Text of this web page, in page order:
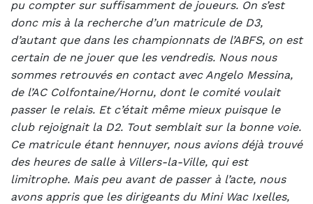
pu compter sur suffisamment de joueurs. On s’est
donc mis à la recherche d’un matricule de D3,
d’autant que dans les championnats de l’ABFS, on est
certain de ne jouer que les vendredis. Nous nous
sommes retrouvés en contact avec Angelo Messina,
de l’AC Colfontaine/Hornu, dont le comité voulait
passer le relais. Et c’était même mieux puisque le
club rejoignait la D2. Tout semblait sur la bonne voie.
Ce matricule étant hennuyer, nous avions déjà trouvé
des heures de salle à Villers-la-Ville, qui est
limitrophe. Mais peu avant de passer à l’acte, nous
avons appris que les dirigeants du Mini Wac Ixelles,